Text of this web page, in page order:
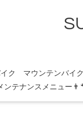
イク マウンテンバイク
ンテナンスメニュー